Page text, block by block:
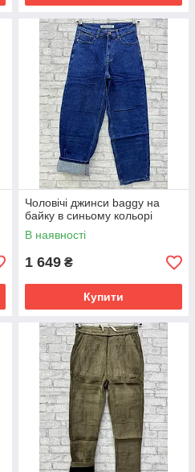
Чоловічі джинси baggy на
байку в синьому кольорі
В наявності
1 649 ₴
Купити